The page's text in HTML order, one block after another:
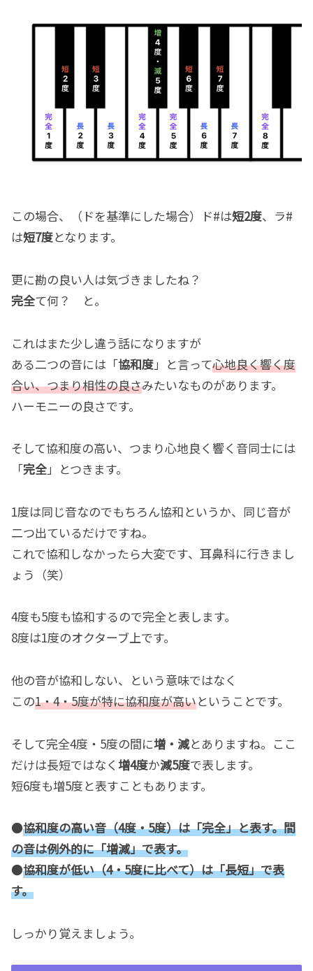
この場合、（ドを基準にした場合）ド#は短2度、ラ#
は短7度となります。
更に勘の良い人は気づきましたね？
完全て何？ と。
これはまた少し違う話になりますが
ある二つの音には「協和度」と言って心地良く響く度
合い、つまり相性の良さみたいなものがあります。
ハーモニーの良さです。
そして協和度の高い、つまり心地良く響く音同士には
「完全」とつきます。
1度は同じ音なのでもちろん協和というか、同じ音が
二つ出ているだけですね。
これで協和しなかったら大変です、耳鼻科に行きまし
ょう（笑）
4度も5度も協和するので完全と表します。
8度は1度のオクターブ上です。
他の音が協和しない、という意味ではなく
この1・4・5度が特に協和度が高いということです。
そして完全4度・5度の間に増・減とありますね。ここ
だけは長短ではなく 増4度か減5度で表します。
短6度も増5度と表すこともあります。
●協和度の高い音（4度・5度）は「完全」と表す。間
の音は例外的に「増減」で表す。
●協和度が低い（4・5度に比べて）は「長短」で表
す。
しっかり覚えましょう。